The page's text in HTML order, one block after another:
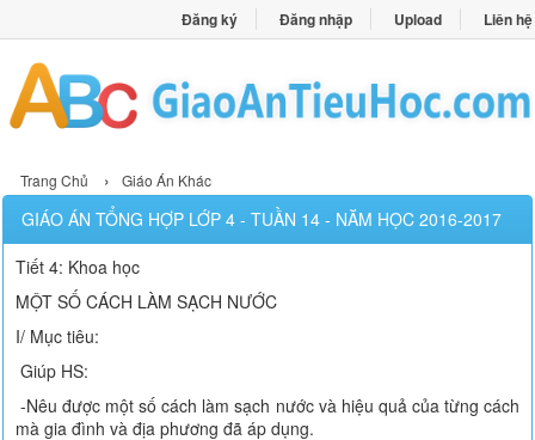
Đăng ký Đăng nhập Upload Liên hệ
Trang Chủ › Giáo Án Khác
GIÁO ÁN TỔNG HỢP LỚP 4 - TUẦN 14 - NĂM HỌC 2016-2017
Tiết 4: Khoa học
MỘT SỐ CÁCH LÀM SẠCH NƯỚC
I/ Mục tiêu:
Giúp HS:
-Nêu được một số cách làm sạch nước và hiệu quả của từng cách
mà gia đình và địa phương đã áp dụng.